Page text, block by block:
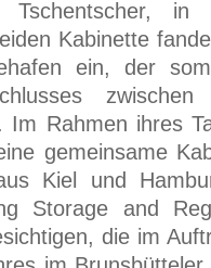
Tschentscher,
Kabinette
ein, der
Im Rahmen ihres
gemeinsame
Kiel und
Storage and
die im